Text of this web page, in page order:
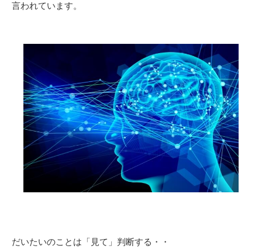
言われています。
だいたいのことは「見て」判断する・・